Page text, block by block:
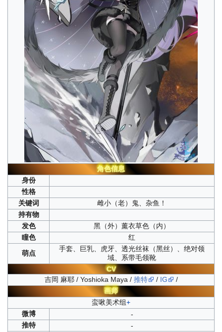
角色信息
身份
性格
关键词
雌小 （老）
鬼、杂鱼！
持有物
发色
黑（外）薰衣草色（内）
瞳色
红
萌点
手套、巨乳、虎牙、透光丝袜（黑丝）、绝对领
域、系带毛领靴
CV
吉岡 麻耶 / Yoshioka Maya / 推特 / IG
/
画师
蛮啾美术组+
微博
-
推特
-